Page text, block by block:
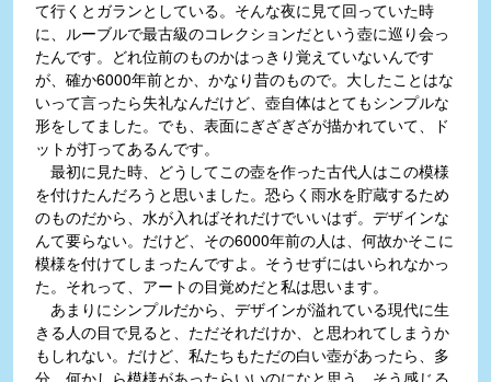
て行くとガランとしている。そんな夜に見て回っていた時
に、ルーブルで最古級のコレクションだという壺に巡り会っ
たんです。どれ位前のものかはっきり覚えていないんです
が、確か6000年前とか、かなり昔のもので。大したことはな
いって言ったら失礼なんだけど、壺自体はとてもシンプルな
形をしてました。でも、表面にぎざぎざが描かれていて、ド
ットが打ってあるんです。
最初に見た時、どうしてこの壺を作った古代人はこの模様
を付けたんだろうと思いました。恐らく雨水を貯蔵するため
のものだから、水が入ればそれだけでいいはず。デザインな
んて要らない。だけど、その6000年前の人は、何故かそこに
模様を付けてしまったんですよ。そうせずにはいられなかっ
た。それって、アートの目覚めだと私は思います。
あまりにシンプルだから、デザインが溢れている現代に生
きる人の目で見ると、ただそれだけか、と思われてしまうか
もしれない。だけど、私たちもただの白い壺があったら、多
分、何かしら模様があったらいいのになと思う。そう感じる